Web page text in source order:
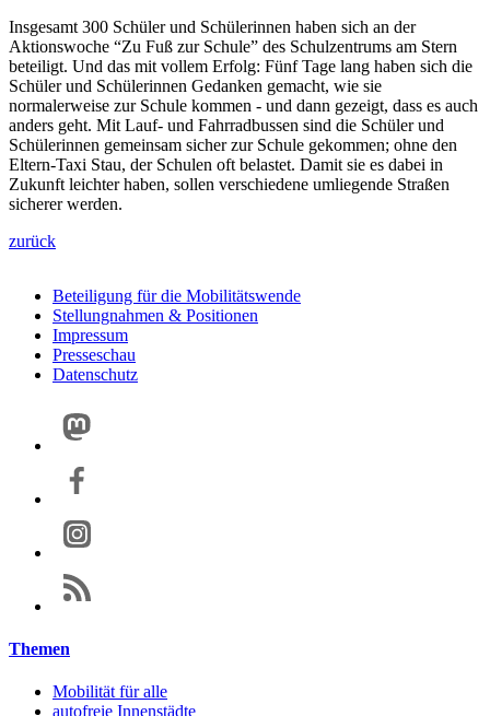
Insgesamt 300 Schüler und Schülerinnen haben sich an der
Aktionswoche “Zu Fuß zur Schule” des Schulzentrums am Stern
beteiligt. Und das mit vollem Erfolg: Fünf Tage lang haben sich die
Schüler und Schülerinnen Gedanken gemacht, wie sie
normalerweise zur Schule kommen - und dann gezeigt, dass es auch
anders geht. Mit Lauf- und Fahrradbussen sind die Schüler und
Schülerinnen gemeinsam sicher zur Schule gekommen; ohne den
Eltern-Taxi Stau, der Schulen oft belastet. Damit sie es dabei in
Zukunft leichter haben, sollen verschiedene umliegende Straßen
sicherer werden.
zurück
Beteiligung für die Mobilitätswende
Stellungnahmen & Positionen
Impressum
Presseschau
Datenschutz
Themen
Mobilität für alle
autofreie Innenstädte